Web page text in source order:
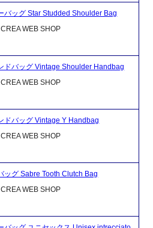
バッグ Star Studded Shoulder Bag
WEB SHOP
ドバッグ Vintage Shoulder Handbag
WEB SHOP
ドバッグ Vintage Y Handbag
WEB SHOP
ッグ Sabre Tooth Clutch Bag
WEB SHOP